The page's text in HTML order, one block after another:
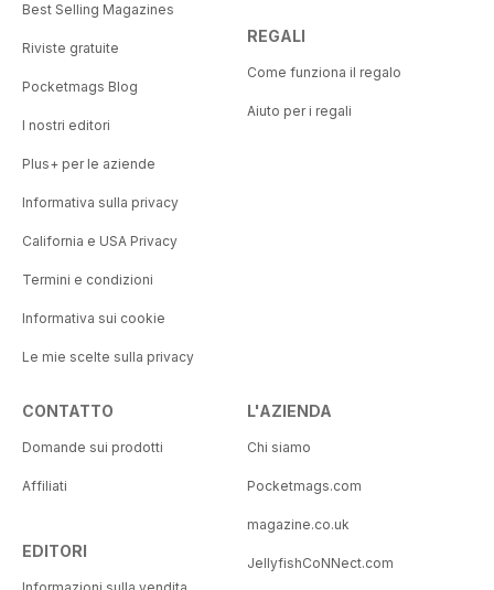
Best Selling Magazines
Riviste gratuite
Pocketmags Blog
I nostri editori
Plus+ per le aziende
Informativa sulla privacy
California e USA Privacy
Termini e condizioni
Informativa sui cookie
Le mie scelte sulla privacy
REGALI
Come funziona il regalo
Aiuto per i regali
CONTATTO
Domande sui prodotti
Affiliati
EDITORI
L'AZIENDA
Chi siamo
Pocketmags.com
magazine.co.uk
JellyfishCoNNect.com